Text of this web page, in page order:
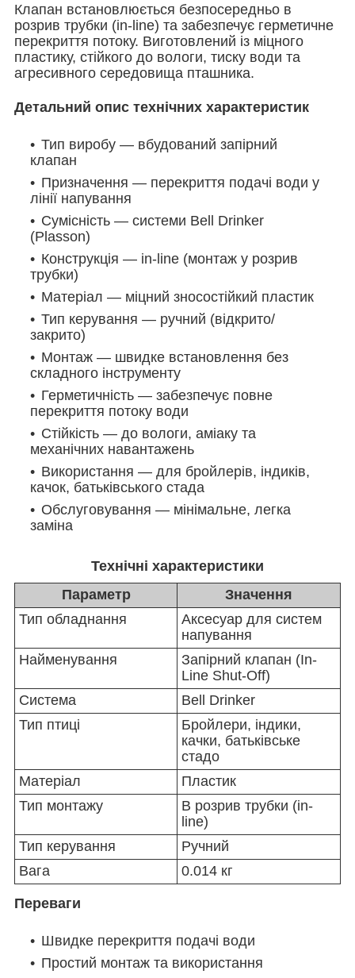
Клапан встановлюється безпосередньо в
розрив трубки (in-line) та забезпечує герметичне
перекриття потоку. Виготовлений із міцного
пластику, стійкого до вологи, тиску води та
агресивного середовища пташника.
Детальний опис технічних характеристик
Тип виробу — вбудований запірний
клапан
Призначення — перекриття подачі води у
лінії напування
Сумісність — системи Bell Drinker
(Plasson)
Конструкція — in-line (монтаж у розрив
трубки)
Матеріал — міцний зносостійкий пластик
Тип керування — ручний (відкрито/
закрито)
Монтаж — швидке встановлення без
складного інструменту
Герметичність — забезпечує повне
перекриття потоку води
Стійкість — до вологи, аміаку та
механічних навантажень
Використання — для бройлерів, індиків,
качок, батьківського стада
Обслуговування — мінімальне, легка
заміна
Технічні характеристики
Параметр
Значення
Тип обладнання
Аксесуар для систем
напування
Найменування
Запірний клапан (In-
Line Shut-Off)
Система
Bell Drinker
Тип птиці
Бройлери, індики,
качки, батьківське
стадо
Матеріал
Пластик
Тип монтажу
В розрив трубки (in-
line)
Тип керування
Ручний
Вага
0.014 кг
Переваги
Швидке перекриття подачі води
Простий монтаж та використання